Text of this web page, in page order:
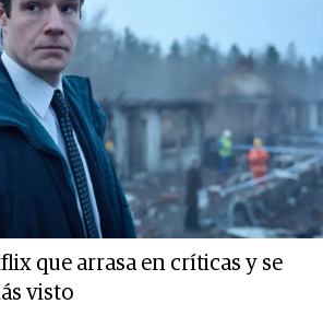
que arrasa en críticas y se
visto